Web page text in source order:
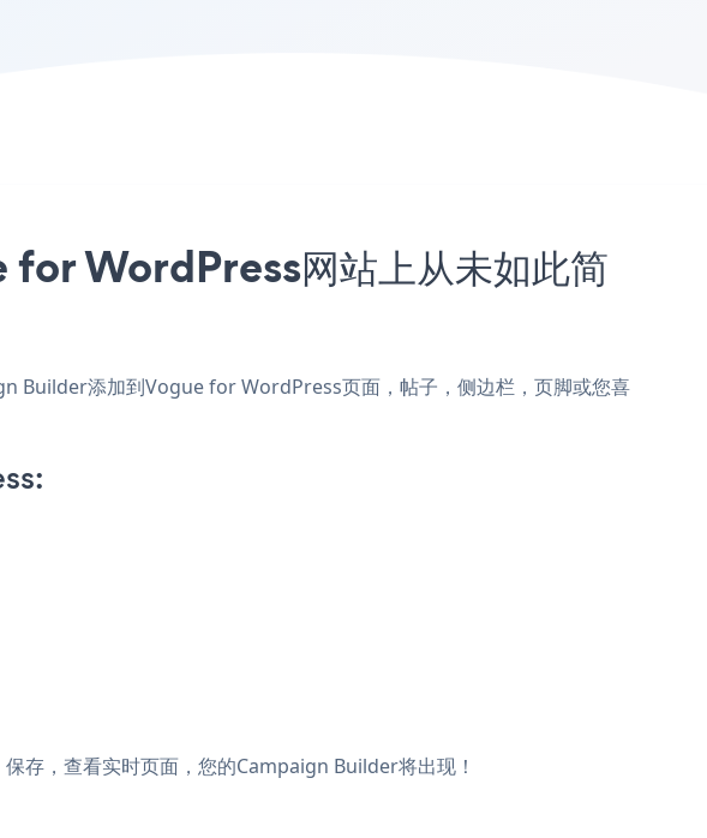
WordPress网站上从未如此简
Builder添加到Vogue for WordPress页面，帖子，侧边栏，页脚或您喜
存，查看实时页面，您的Campaign Builder将出现！